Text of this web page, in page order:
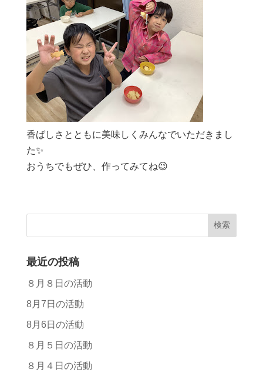
香ばしさとともに美味しくみんなでいただきまし
た✨
おうちでもぜひ、作ってみてね😉
最近の投稿
８月８日の活動
8月7日の活動
8月6日の活動
８月５日の活動
８月４日の活動